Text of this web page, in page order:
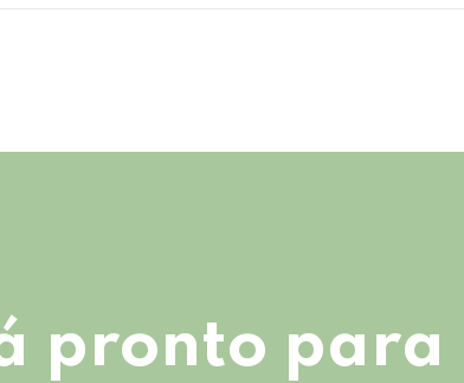
pronto para